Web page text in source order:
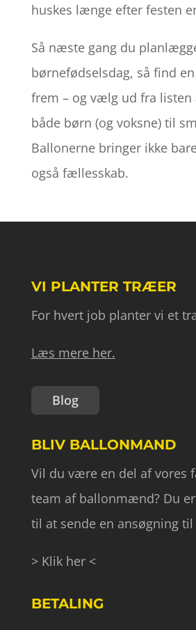
huskes længe efter festen
Så næste gang du
børnefødselsdag, så find
frem – og vælg ud fra listen
både børn (og voksne) til
Ballonerne bringer ikke
også fællesskab.
VI PLANTER TRÆER
For hvert job planter vi et
Læs mere her.
Blog
BLIV BALLONMAND
Vil du være en del af vores
team af ballonmænd? Du
til at sende en ansøgning til
> Klik her <
BETALING